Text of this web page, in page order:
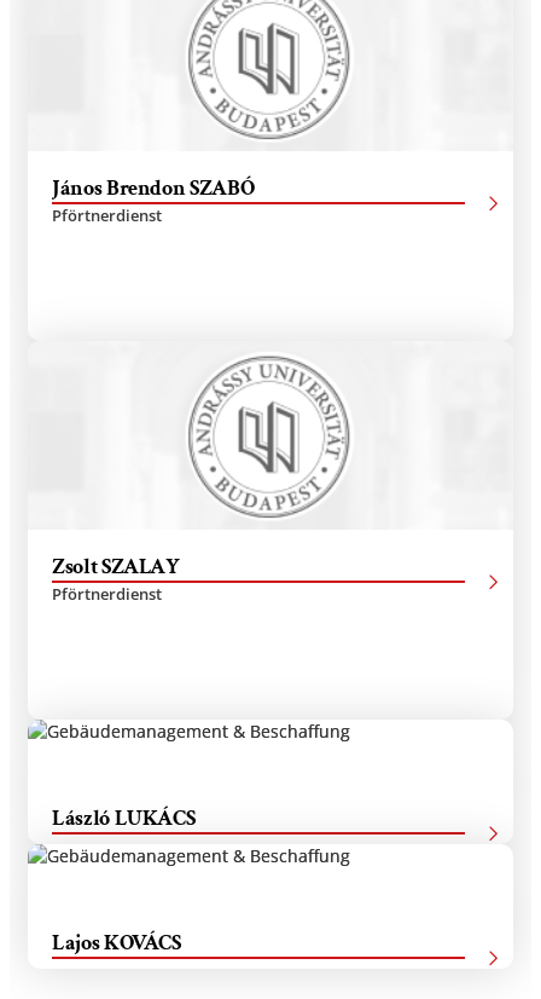
János Brendon SZABÓ
Pförtnerdienst
Zsolt SZALAY
Pförtnerdienst
László LUKÁCS
Haustechniker
Lajos KOVÁCS